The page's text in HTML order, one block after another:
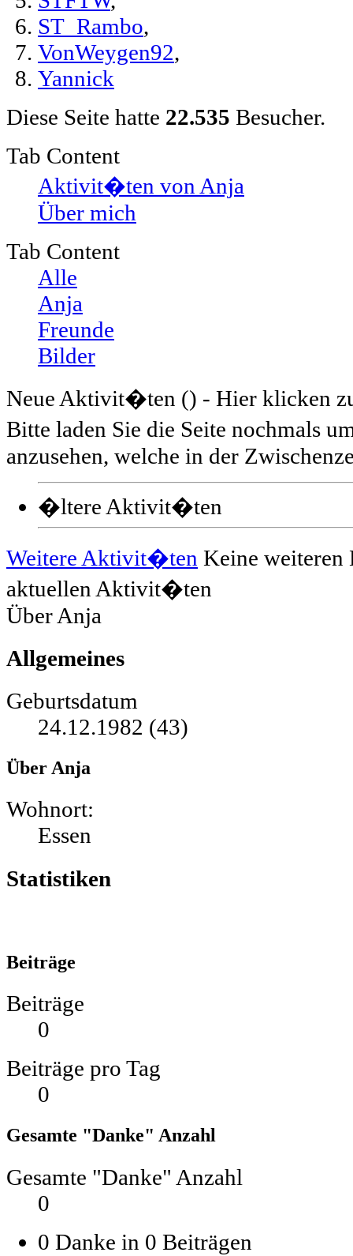
ST_Rambo,
VonWeygen92,
Yannick
Diese Seite hatte 22.535 Besucher.
Tab Content
Aktivit�ten von Anja
Über mich
Tab Content
Alle
Anja
Freunde
Bilder
Neue Aktivit�ten () - Hier klicken
Bitte laden Sie die Seite nochmals
anzusehen, welche in der
�ltere Aktivit�ten
Weitere Aktivit�ten Keine weiteren
aktuellen Aktivit�ten
Über Anja
Allgemeines
Geburtsdatum
24.12.1982 (43)
Über Anja
Wohnort:
Essen
Statistiken
Beiträge
Beiträge
0
Beiträge pro Tag
0
Gesamte "Danke" Anzahl
Gesamte "Danke" Anzahl
0
0 Danke in 0 Beiträgen